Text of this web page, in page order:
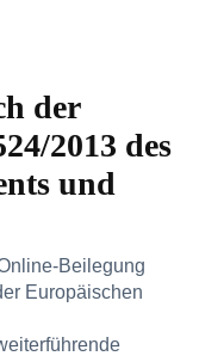
der
2013 des
und
Beilegung
Europäischen